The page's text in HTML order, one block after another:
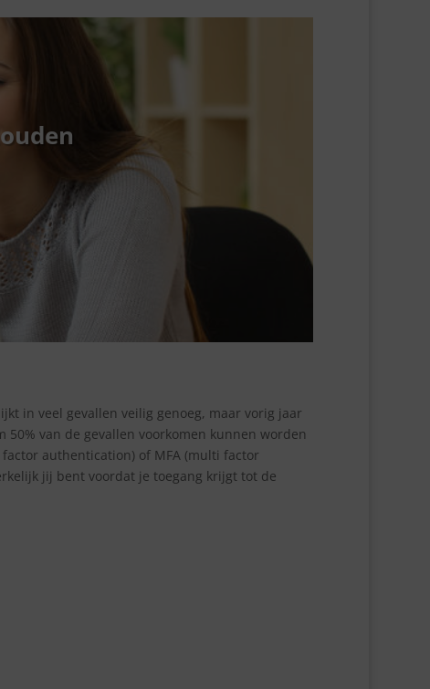
in veel gevallen veilig genoeg, maar vorig jaar
50% van de gevallen voorkomen kunnen worden
authentication) of MFA (multi factor
jij bent voordat je toegang krijgt tot de